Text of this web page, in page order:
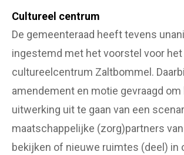
Cultureel centrum
De gemeenteraad heeft tevens
ingestemd met het voorstel voor
cultureelcentrum Zaltbommel.
amendement en motie gevraagd om
uitwerking uit te gaan van een
maatschappelijke (zorg)partners
bekijken of nieuwe ruimtes (deel) in